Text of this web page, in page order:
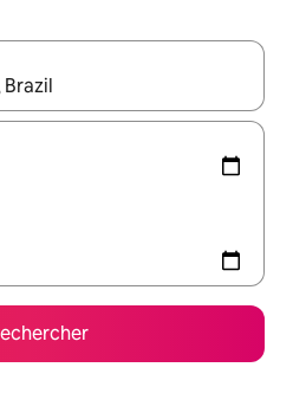
utilisez les flèches vers le